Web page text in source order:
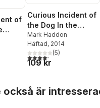
of
Totalt antal röster:
Curious Incident of
the Dog In the
Night-time
Mark Haddon
Häftad, 2014
4,2utav 5 stjärnor. Totalt
(5)
109 kr
också är